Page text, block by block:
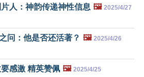
人：神韵传递神性信息 🖼️ 2025/4/27
问：他是否还活著？ 🖼️ 2025/4/26
感激 精英赞佩 🖼️ 2025/4/25